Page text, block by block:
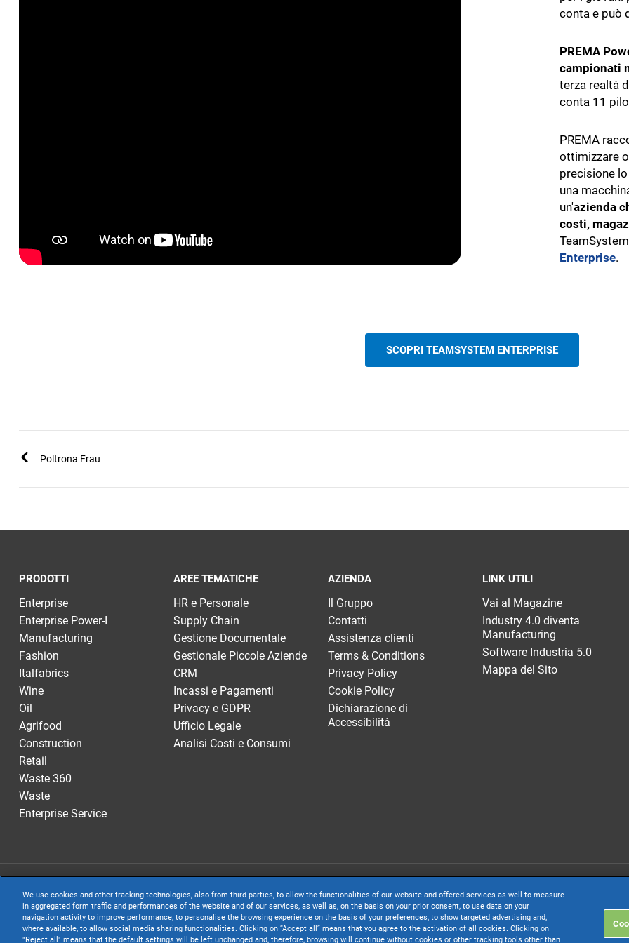
TeamSystem Agrifood
Il software per la filiera
conta e può
PREMA
campionati
terza realtà
conta 11
PREMA
ottimizzare
precisione
una
un'azienda
costi,
Enterprise.
SCOPRI TEAMSYSTEM ENTERPRISE
Poltrona Frau
PRODOTTI
Enterprise
Enterprise Power-I
Manufacturing
Fashion
Italfabrics
Wine
Oil
Agrifood
Construction
Retail
Waste 360
Waste
Enterprise Service
AREE TEMATICHE
HR e Personale
Supply Chain
Gestione Documentale
Gestionale Piccole Aziende
CRM
Incassi e Pagamenti
Privacy e GDPR
Ufficio Legale
Analisi Costi e Consumi
AZIENDA
Il Gruppo
Contatti
Assistenza clienti
Terms & Conditions
Privacy Policy
Cookie Policy
Dichiarazione di
Accessibilità
LINK UTILI
Vai al Magazine
Industry 4.0 diventa
Manufacturing
Software Industria 5.0
Mappa del Sito
TeamSystem S.p.A. società con socio unico soggetta all’attività di direzione e coordinamento di
S.p.A. - Cap. Soc. € 24.000.000 I.v. - C.C.I.A.A. delle Marche - P.I. 01035310414
Sede Legale e Amministrativa: Via Sandro Pertini, 88 - 61122 Pesaro (PU) - Tutti i diritti riservati
We use cookies and other tracking technologies, also from third parties, to allow the functionalities of our website and offered services as well to measure
in aggregated form traffic and performances of the website and of our services, as well as, on the basis on your prior consent, to use data on your
navigation activity to improve performance, to personalise the browsing experience on the basis of your preferences, to show targeted advertising and,
where available, to allow social media sharing functionalities. Clicking on “Accept all” means that you agree to the activation of all cookies. Clicking on
"Reject all" means that the default settings will be left unchanged and, therefore, browsing will continue without cookies or other tracking tools other than